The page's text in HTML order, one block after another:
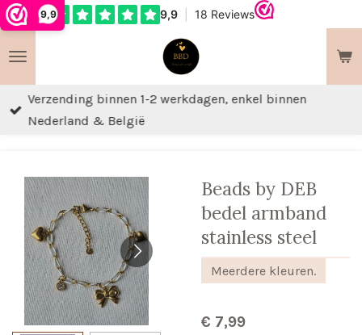
9,9
Ga
naar
de
hoofdinhoud
Verzending binnen 1-2 werkdagen, enkel binnen
Nederland & België
Beads by DEB
bedel armband
stainless steel
Meerdere kleuren.
€ 7,99